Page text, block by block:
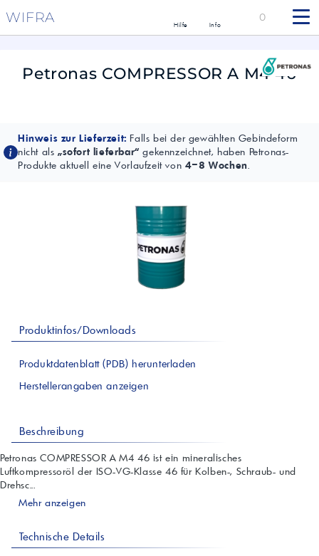
WIFRA Hilfe Info
0
Petronas COMPRESSOR A M4 46
Hinweis zur Lieferzeit: Falls bei der gewählten Gebindeform
nicht als „sofort lieferbar“ gekennzeichnet, haben Petronas-
Produkte aktuell eine Vorlaufzeit von 4–8 Wochen.
Produktinfos/Downloads
Produktdatenblatt (PDB) herunterladen
Herstellerangaben anzeigen
Beschreibung
Petronas COMPRESSOR A M4 46 ist ein mineralisches
Luftkompressoröl der ISO-VG-Klasse 46 für Kolben-, Schraub- und
Drehsc...
Mehr anzeigen
Technische Details